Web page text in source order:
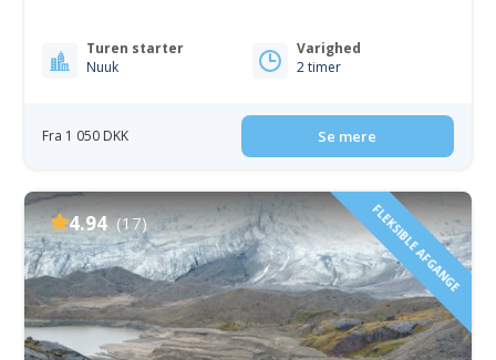
Turen starter
Nuuk
Varighed
2 timer
Fra 1 050 DKK Se mere
4.94 (17) FLEKSIBLE AFGANGE